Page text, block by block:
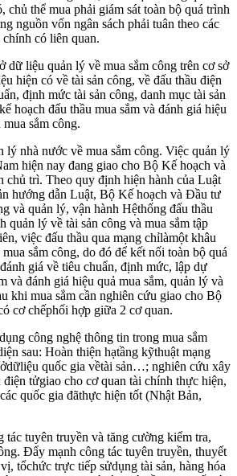
chủ thể mua phải giám sát toàn bộ quá trình
nguồn vốn ngân sách phải tuân theo các
có liên quan.
dữ liệu quản lý về mua sắm công trên cơ sở
hiện có về tài sản công, về đấu thầu điện
định mức tài sản công, danh mục tài sản
hoạch đấu thầu mua sắm và đánh giá hiệu
sắm công.
lý nhà nước về mua sắm công. Việc quản lý
hiện nay đang giao cho Bộ Kế hoạch và
trì. Theo quy định hiện hành của Luật
hướng dẫn Luật, Bộ Kế hoạch và Đầu tư
và quản lý, vận hành Hệthống đấu thầu
quản lý về tài sản công và mua sắm tập
việc đấu thầu qua mạng chỉlàmột khâu
sắm công, do đó để kết nối toàn bộ quá
giá về tiêu chuẩn, định mức, lập dự
và đánh giá hiệu quả mua sắm, quản lý và
khi mua sắm cần nghiên cứu giao cho Bộ
cơ chếphối hợp giữa 2 cơ quan.
công nghệ thông tin trong mua sắm
sau: Hoàn thiện hạtầng kỹthuật mạng
quốc gia vềtài sản…; nghiên cứu xây
tửgiao cho cơ quan tài chính thực hiện,
quốc gia đãthực hiện tốt (Nhật Bản,
tác tuyên truyền và tăng cường kiểm tra,
Đẩy mạnh công tác tuyên truyền, thuyết
tổchức trực tiếp sửdụng tài sản, hàng hóa